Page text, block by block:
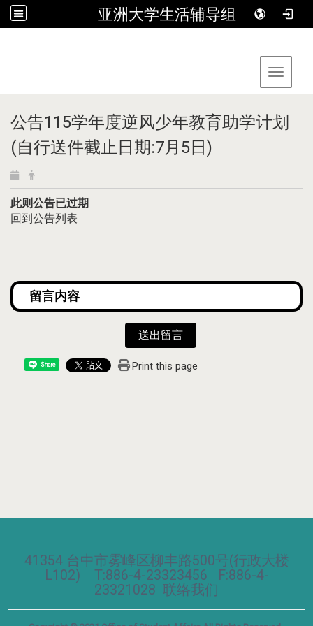
亚洲大学生活辅导组
Toggle
公告115学年度逆风少年教育助学计划
(自行送件截止日期:7月5日)
此则公告已过期
回到公告列表
送出留言
Share Print this page
41354 台中市雾峰区柳丰路500号(行政大楼
L102) T:886-4-23323456 F:886-4-
23321028 联络我们